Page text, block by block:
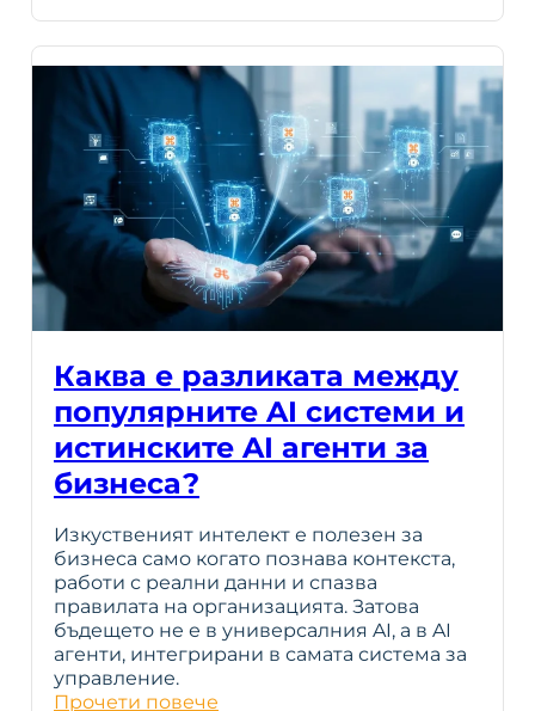
Каква е разликата между
популярните AI системи и
истинските AI агенти за
бизнеса?
Изкуственият интелект е полезен за
бизнеса само когато познава контекста,
работи с реални данни и спазва
правилата на организацията. Затова
бъдещето не е в универсалния AI, а в AI
агенти, интегрирани в самата система за
управление.
Прочети повече